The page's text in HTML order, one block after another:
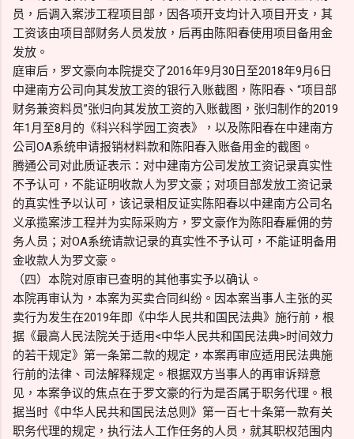
员，后调入案涉工程项目部，因各项开支均计入项目开支，其
工资该由项目部财务人员发放，后再由陈阳春使用项目备用金
发放。
庭审后，罗文豪向本院提交了2016年9月30日至2018年9月6日
中建南方公司向其发放工资的银行入账截图，陈阳春、“项目部
财务兼资料员”张归向其发放工资的入账截图，张归制作的2019
年1月至8月的《科兴科学园工资表》，以及陈阳春在中建南方
公司OA系统申请报销材料款和陈阳春入账备用金的截图。
腾通公司对此质证表示：对中建南方公司发放工资记录真实性
不予认可，不能证明收款人为罗文豪；对项目部发放工资记录
的真实性予以认可，该记录相反证实陈阳春以中建南方公司名
义承揽案涉工程并为实际采购方，罗文豪作为陈阳春雇佣的劳
务人员；对OA系统请款记录的真实性不予认可，不能证明备用
金收款人为罗文豪。
（四）本院对原审已查明的其他事实予以确认。
本院再审认为，本案为买卖合同纠纷。因本案当事人主张的买
卖行为发生在2019年即《中华人民共和国民法典》施行前，根
据《最高人民法院关于适用<中华人民共和国民法典>时间效力
的若干规定》第一条第二款的规定，本案再审应适用民法典施
行前的法律、司法解释规定。根据双方当事人的再审诉辩意
见，本案争议的焦点在于罗文豪的行为是否属于职务代理。根
据当时《中华人民共和国民法总则》第一百七十条第一款有关
职务代理的规定，执行法人工作任务的人员，就其职权范围内